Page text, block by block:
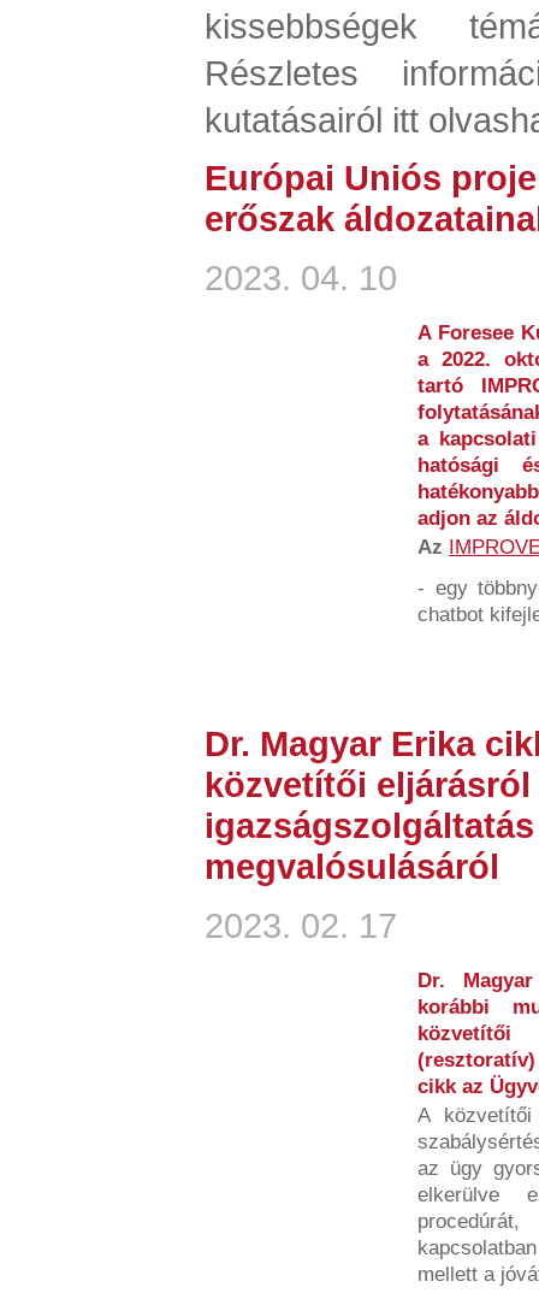
kissebbségek
Részletes
kutatásairól itt
Európai Uniós
erőszak
2023. 04. 10
A Foresee
a 2022.
tartó
a
hatósági
adjon az
Az
- egy
chatbot
Dr. Magyar Erika
közvetítői
megvalósulásáról
2023. 02. 17
Dr.
korábbi
cikk az
A
az ügy
elkerülve
mellett a